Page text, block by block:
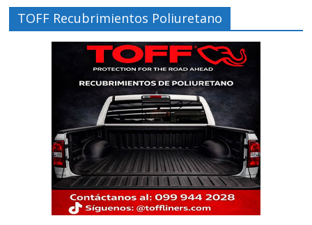
TOFF Recubrimientos Poliuretano